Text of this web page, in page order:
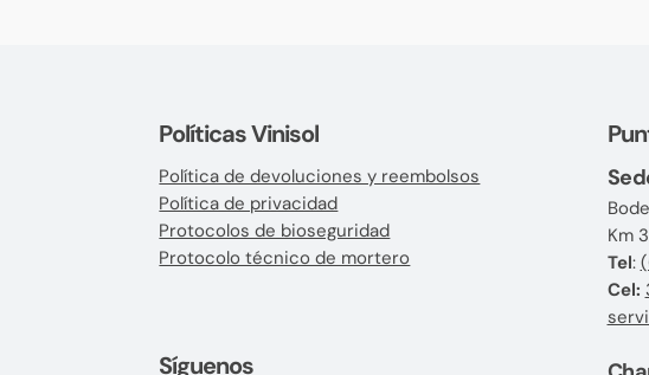
Políticas Vinisol
Política de devoluciones y reembolsos
Política de privacidad
Protocolos de bioseguridad
Protocolo técnico de mortero
Síguenos
Km
Tel:
Cel: